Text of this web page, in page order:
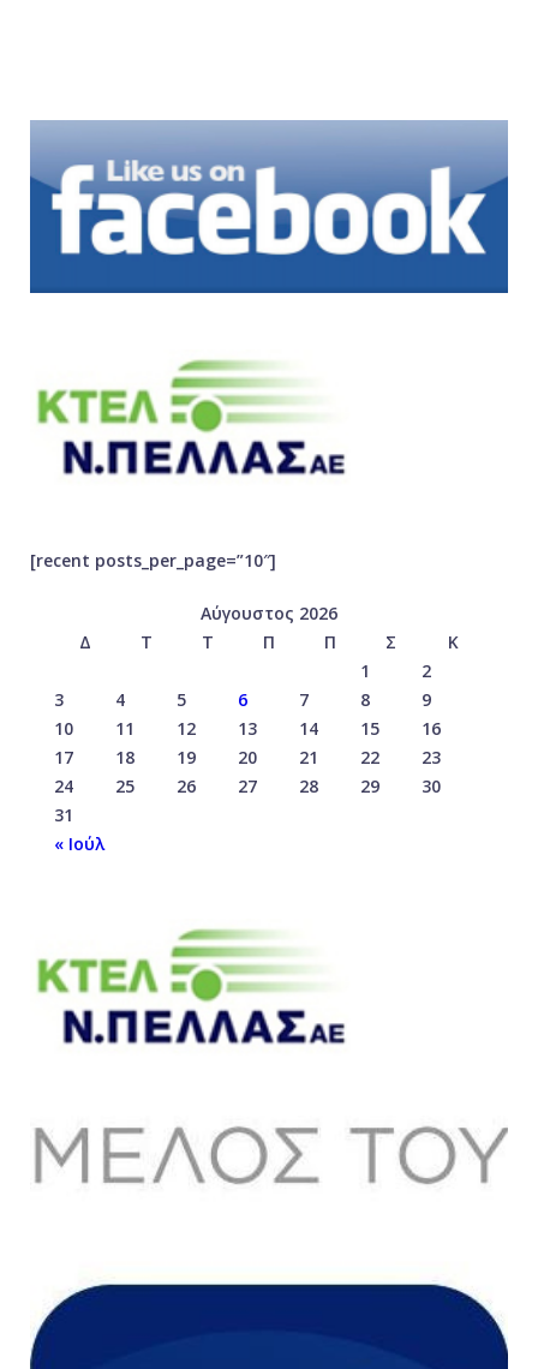
[recent posts_per_page=”10″]
Αύγουστος 2026
Δ
Τ Τ Π Π Σ
Κ
1
2
3
4 5 6 7 8
9
10
11 12 13 14 15
16
17
18 19 20 21 22
23
24
25 26 27 28 29
30
31
« Ιούλ